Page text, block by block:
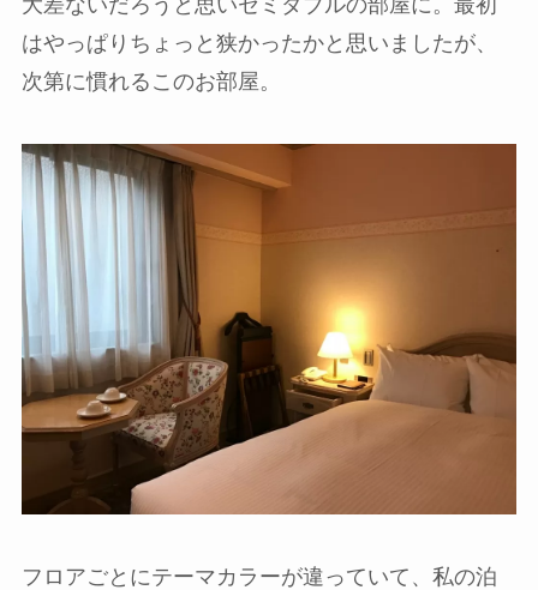
はやっぱりちょっと狭かったかと思いましたが、
次第に慣れるこのお部屋。
フロアごとにテーマカラーが違っていて、私の泊